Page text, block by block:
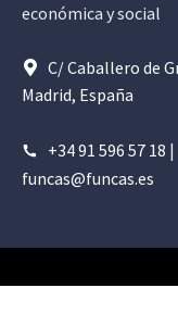
económica y social
C/ Caballero de
Madrid, España
+34 91 596 57 18 |
funcas@funcas.es